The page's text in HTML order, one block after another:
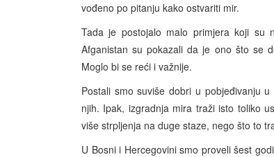
vođeno po pitanju kako ostvariti mir.
Tada je postojalo malo primjera koji su
Afganistan su pokazali da je ono što se
Moglo bi se reći i važnije.
Postali smo suviše dobri u pobjeđivanju
njih. Ipak, izgradnja mira traži isto toliko
više strpljenja na duge staze, nego što to
U Bosni i Hercegovini smo proveli šest